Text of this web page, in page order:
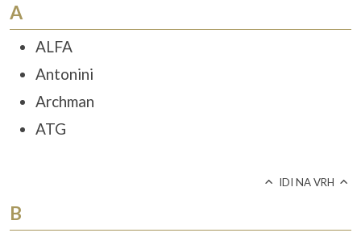
A
ALFA
Antonini
Archman
ATG
IDI NA VRH
B